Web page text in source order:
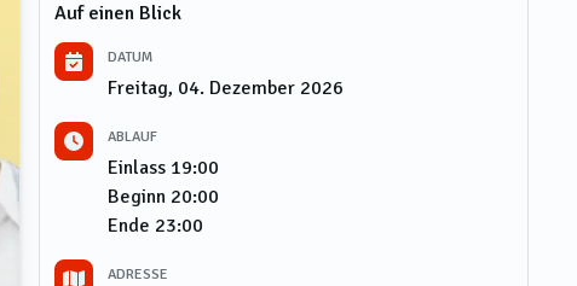
Auf einen Blick
DATUM
Freitag, 04. Dezember 2026
ABLAUF
Einlass 19:00
Beginn 20:00
Ende 23:00
ADRESSE